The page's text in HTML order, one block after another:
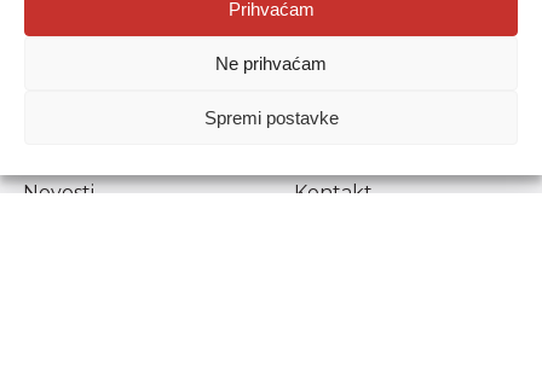
Prihvaćam
Ne prihvaćam
Spremi postavke
Donje Svetice 38, 10000 Zagreb
1778129
Prenošenje sadržaja dopušteno je uz navođenje izvora.
Novosti
Kontakt